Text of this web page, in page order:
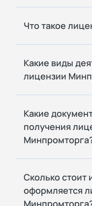
Что такое
Какие виды
лицензии
Какие
получения
Сколько стоит
оформляется